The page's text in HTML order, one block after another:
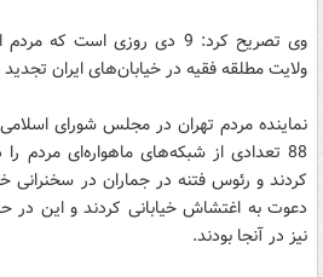
وی تصریح کرد: 9 دی روزی است
ولایت مطلقه فقیه در خیابان‌های ایران
نماینده مردم تهران در مجلس شورای
88 تعدادی از شبکه‌های ماهواره‌ای
کردند و رئوس فتنه در جماران در سخنرانی
دعوت به اغتشاش خیابانی کردند و این در
نیز در آنجا بودند.